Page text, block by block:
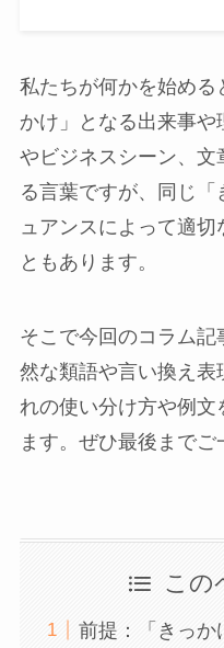
私たちが何かを始める
かけ」となる出来事
やビジネスシーン、
る言葉ですが、同じ
ュアンスによって適
ともあります。
そこで今回のコラム記
然な類語や言い換え
れの使い分け方や例文
ます。ぜひ最後までご
この
前提：「きっか